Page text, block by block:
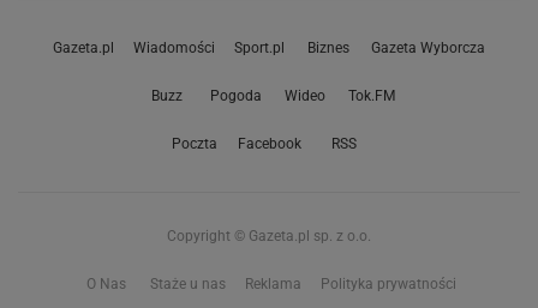
Gazeta.pl Wiadomości Sport.pl Biznes Gazeta Wyborcza
Buzz Pogoda Wideo Tok.FM
Poczta Facebook RSS
Copyright © Gazeta.pl sp. z o.o.
O Nas Staże u nas Reklama Polityka prywatności